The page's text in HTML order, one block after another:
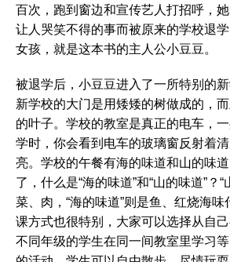
百次，跑到窗边和宣传艺人打招呼，
让人哭笑不得的事而被原来的学校退
女孩，就是这本书的主人公小豆豆。
被退学后，小豆豆进入了一所特别的
新学校的大门是用矮矮的树做成的，
的叶子。学校的教室是真正的电车，
学时，你会看到电车的玻璃窗反射着
亮。学校的午餐有海的味道和山的味
了，什么是“海的味道”和“山的味道”？
菜、肉，“海的味道”则是鱼、红烧海味
课方式也很特别，大家可以选择从自己
不同年级的学生在同一间教室里学习